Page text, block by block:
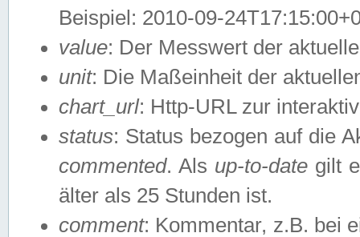
Beispiel: 2010-09-
value: Der Messwert der
unit: Die Maßeinheit der
chart_url: Http-URL zur
status: Status bezogen auf die
commented. Als up-to-date gilt
älter als 25 Stunden ist.
comment: Kommentar, z.B. bei